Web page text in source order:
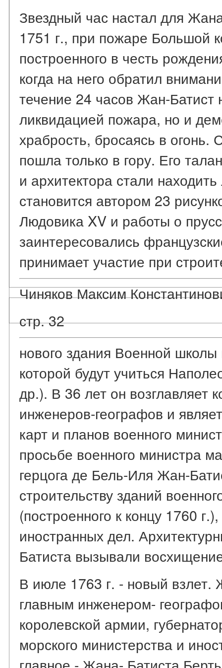
Звездный час настал для
1751 г., при пожаре Большой
построенного в честь
когда на него обратил
течение 24 часов Жан-Батист
ликвидацией пожара, но и
храбрость, бросаясь в огонь.
пошла только в гору. Его
и архитектора стали
становится автором 23
Людовика XV и работы о
заинтересовались
принимает участие при
Чиняков Максим
стр. 32
нового здания Военной
которой будут учиться
др.). В 36 лет он возглавляет
инженеров-географов и
карт и планов военного
просьбе военного министра
герцога де Бель-Иля Жан-
строительству зданий
(построенного к концу 1760
иностранных дел.
Батиста вызывали
В июле 1763 г. - новый взлет.
главным инженером-
королевской армии,
морского министерства и